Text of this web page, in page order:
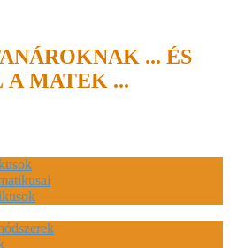
... ÉS
MATEK ...